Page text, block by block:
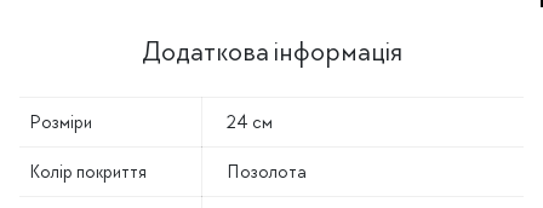
Додаткова інформація
Розміри 24 см
Колір покриття Позолота